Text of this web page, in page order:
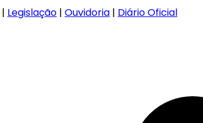
| Legislação | Ouvidoria | Diário Oficial